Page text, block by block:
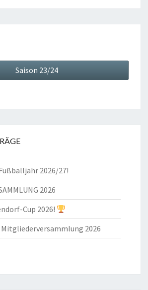
Saison 23/24
2026/27!
2026
Cup 2026!
2026